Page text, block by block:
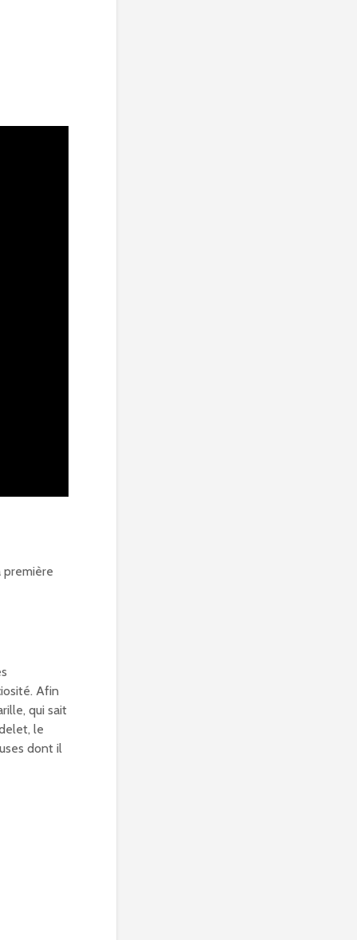
première
Afin
qui sait
le
dont il